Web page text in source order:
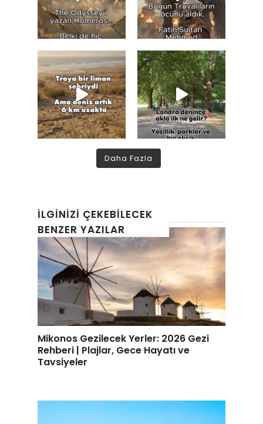
Daha Fazla
İLGINIZI ÇEKEBILECEK
BENZER YAZILAR
Mikonos Gezilecek Yerler: 2026 Gezi
Rehberi | Plajlar, Gece Hayatı ve
Tavsiyeler